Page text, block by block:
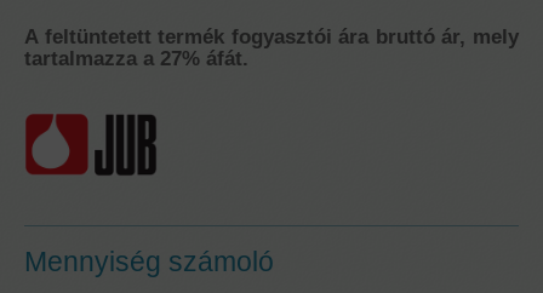
A feltüntetett termék fogyasztói ára bruttó ár, mely
tartalmazza a 27% áfát.
Mennyiség számoló